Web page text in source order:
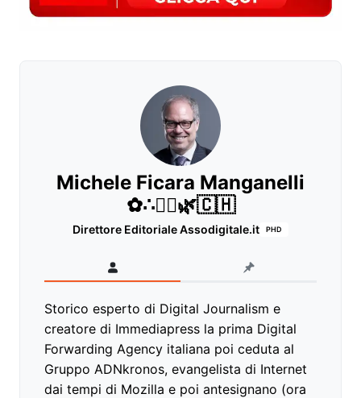
Michele Ficara Manganelli
✿∴♛🌿🇨🇭
Direttore Editoriale Assodigitale.it PHD
Storico esperto di Digital Journalism e
creatore di Immediapress la prima Digital
Forwarding Agency italiana poi ceduta al
Gruppo ADNkronos, evangelista di Internet
dai tempi di Mozilla e poi antesignano (ora